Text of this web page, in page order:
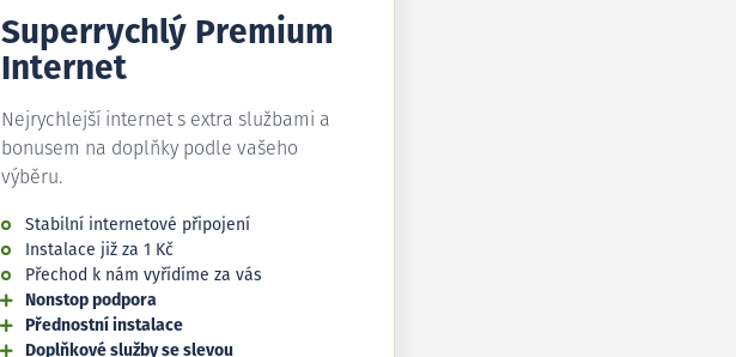
Superrychlý Premium
Internet
Nejrychlejší internet s extra službami a
bonusem na doplňky podle vašeho
výběru.
Stabilní internetové připojení
Instalace již za 1 Kč
Přechod k nám vyřídíme za vás
Nonstop podpora
Přednostní instalace
Doplňkové služby se slevou